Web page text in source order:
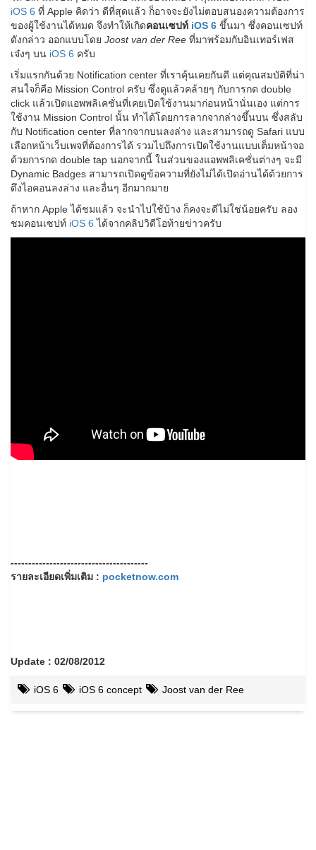
iOS 6 ที่ Apple คิดว่า ดีที่สุดแล้ว ก็อาจจะยังไม่ตอบสนองความต้องการ
ของผู้ใช้งานได้หมด จึงทำให้เกิดคอนเซปท์ iOS 6 ขึ้นมา ซึ่งคอนเซปท์
ดังกล่าว ออกแบบโดย Joost van der Ree ที่มาพร้อมกับอินเทอร์เฟส
เจ๋งๆ บน iOS 6 ครับ
เริ่มแรกกันด้วย Notification center ที่เราคุ้นเคยกันดี แต่คุณสมบัติที่น่า
สนใจก็คือ Mission Control ครับ ซึ่งดูแล้วคล้ายๆ กับการกด double
click แล้วเปิดแอพพลิเคชั่นที่เคยเปิดใช้งานมาก่อนหน้านั่นเอง แต่การ
ใช้งาน Mission Control นั้น ทำได้โดยการลากจากล่างขึ้นบน ซึ่งสลับ
กับ Notification center ที่ลากจากบนลงล่าง และสามารถดู Safari แบบ
เลือกหน้าเว็บเพจที่ต้องการได้ รวมไปถึงการเปิดใช้งานแบบเต็มหน้าจอ
ด้วยการกด double tap นอกจากนี้ ในส่วนของแอพพลิเคชั่นต่างๆ จะมี
Dynamic Badges สามารถเปิดดูข้อความที่ยังไม่ได้เปิดอ่านได้ด้วยการ
ดึงไอคอนลงล่าง และอื่นๆ อีกมากมาย
ถ้าหาก Apple ได้ชมแล้ว จะนำไปใช้บ้าง ก็คงจะดีไม่ใช่น้อยครับ ลอง
ชมคอนเซปท์ iOS 6 ได้จากคลิปวิดีโอท้ายข่าวครับ
---------------------------------------
รายละเอียดเพิ่มเติม : pocketnow.com
Update : 02/08/2012
iOS 6 iOS 6 concept Joost van der Ree